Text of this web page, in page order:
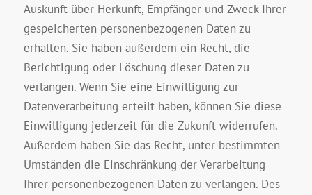
Auskunft über Herkunft, Empfänger und Zweck Ihrer
gespeicherten personenbezogenen Daten zu
erhalten. Sie haben außerdem ein Recht, die
Berichtigung oder Löschung dieser Daten zu
verlangen. Wenn Sie eine Einwilligung zur
Datenverarbeitung erteilt haben, können Sie diese
Einwilligung jederzeit für die Zukunft widerrufen.
Außerdem haben Sie das Recht, unter bestimmten
Umständen die Einschränkung der Verarbeitung
Ihrer personenbezogenen Daten zu verlangen. Des